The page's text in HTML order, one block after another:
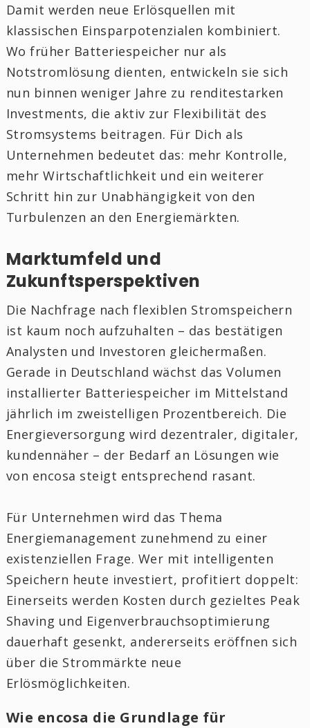
Damit werden neue Erlösquellen mit
klassischen Einsparpotenzialen kombiniert.
Wo früher Batteriespeicher nur als
Notstromlösung dienten, entwickeln sie sich
nun binnen weniger Jahre zu renditestarken
Investments, die aktiv zur Flexibilität des
Stromsystems beitragen. Für Dich als
Unternehmen bedeutet das: mehr Kontrolle,
mehr Wirtschaftlichkeit und ein weiterer
Schritt hin zur Unabhängigkeit von den
Turbulenzen an den Energiemärkten.
Marktumfeld und
Zukunftsperspektiven
Die Nachfrage nach flexiblen Stromspeichern
ist kaum noch aufzuhalten – das bestätigen
Analysten und Investoren gleichermaßen.
Gerade in Deutschland wächst das Volumen
installierter Batteriespeicher im Mittelstand
jährlich im zweistelligen Prozentbereich. Die
Energieversorgung wird dezentraler, digitaler,
kundennäher – der Bedarf an Lösungen wie
von encosa steigt entsprechend rasant.
Für Unternehmen wird das Thema
Energiemanagement zunehmend zu einer
existenziellen Frage. Wer mit intelligenten
Speichern heute investiert, profitiert doppelt:
Einerseits werden Kosten durch gezieltes Peak
Shaving und Eigenverbrauchsoptimierung
dauerhaft gesenkt, andererseits eröffnen sich
über die Strommärkte neue
Erlösmöglichkeiten.
Wie encosa die Grundlage für